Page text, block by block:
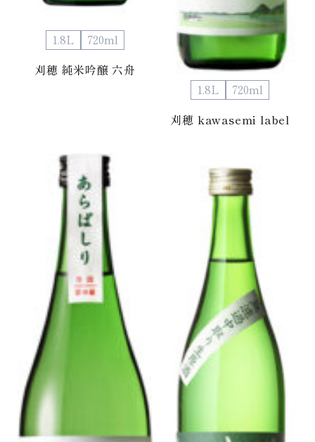
1.8L
720ml
刈穂 純米吟醸 六舟
1.8L
720ml
刈穂 kawasemi label